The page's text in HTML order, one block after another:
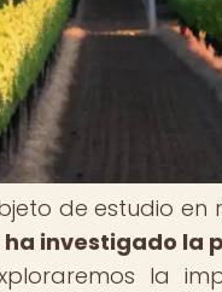
de estudio
investigado la
la